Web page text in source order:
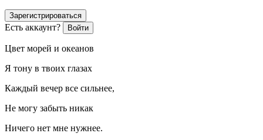
Зарегистрироваться
Есть аккаунт? Войти
Цвет морей и океанов
Я тону в твоих глазах
Каждый вечер все сильнее,
Не могу забыть никак
Ничего нет мне нужнее.